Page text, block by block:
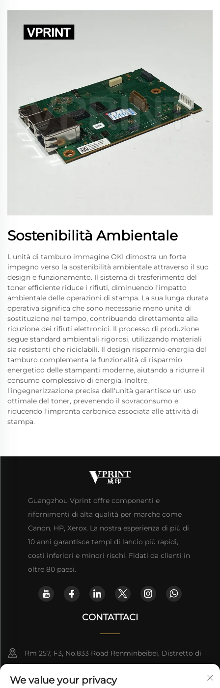
Sostenibilità Ambientale
L'unità di tamburo immagine OKI dimostra un forte
impegno verso la sostenibilità ambientale attraverso il suo
design e funzionamento. Il sistema di trasferimento del
toner efficiente riduce i rifiuti, diminuendo l'impatto
ambientale delle operazioni di stampa. La sua lunga durata
operativa significa che sono necessarie meno unità di
sostituzione nel tempo, contribuendo direttamente alla
riduzione dei rifiuti elettronici. Il processo di produzione
segue standard ambientali rigorosi, utilizzando materiali
sia resistenti che riciclabili. Il design risparmio-energia del
tamburo complementa le funzionalità di risparmio
energetico delle stampanti moderne, aiutando a ridurre il
consumo complessivo di energia. Inoltre,
l'ingegnerizzazione precisa dell'unità garantisce un uso
ottimale del toner, prevenendo il sovraconsumo e
riducendo l'impronta carbonica associata alle attività di
stampa.
Guangzhou Vprint offre componenti e
rifornimenti di alta qualità per marche come
Canon, HP, Xerox. La nostra esperienza di più di
10 anni garantisce tempi di lancio più rapidi,
costi inferiori e minori rischi. Fidati da clienti in
oltre 80 paesi.
CONTATTACI
Rm 257, F3, No.833 Road Renminbeibei, Distretto di
Yuexiu, Guangzhou, CINA
We value your privacy